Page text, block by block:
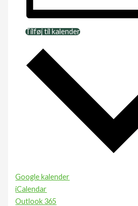
Tilføj til kalender
Google kalender
iCalendar
Outlook 365